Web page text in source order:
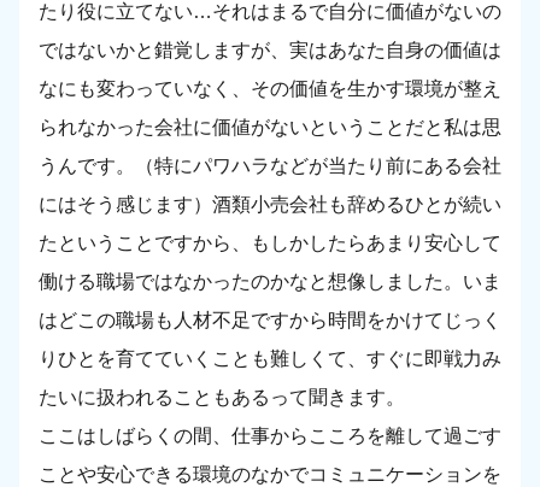
たり役に立てない…それはまるで自分に価値がないの
ではないかと錯覚しますが、実はあなた自身の価値は
なにも変わっていなく、その価値を生かす環境が整え
られなかった会社に価値がないということだと私は思
うんです。（特にパワハラなどが当たり前にある会社
にはそう感じます）酒類小売会社も辞めるひとが続い
たということですから、もしかしたらあまり安心して
働ける職場ではなかったのかなと想像しました。いま
はどこの職場も人材不足ですから時間をかけてじっく
りひとを育てていくことも難しくて、すぐに即戦力み
たいに扱われることもあるって聞きます。
ここはしばらくの間、仕事からこころを離して過ごす
ことや安心できる環境のなかでコミュニケーションを